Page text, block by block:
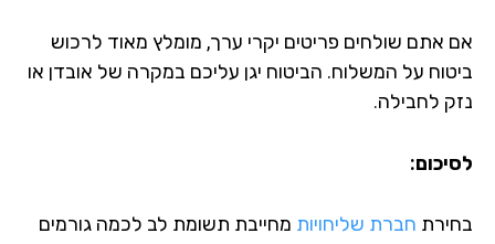
אתם שולחים פריטים יקרי ערך, מומלץ מאוד לרכוש
על המשלוח. הביטוח יגן עליכם במקרה של אובדן או
לחבילה.
חברת שליחויותמחייבת תשומת לב לכמה גורמים